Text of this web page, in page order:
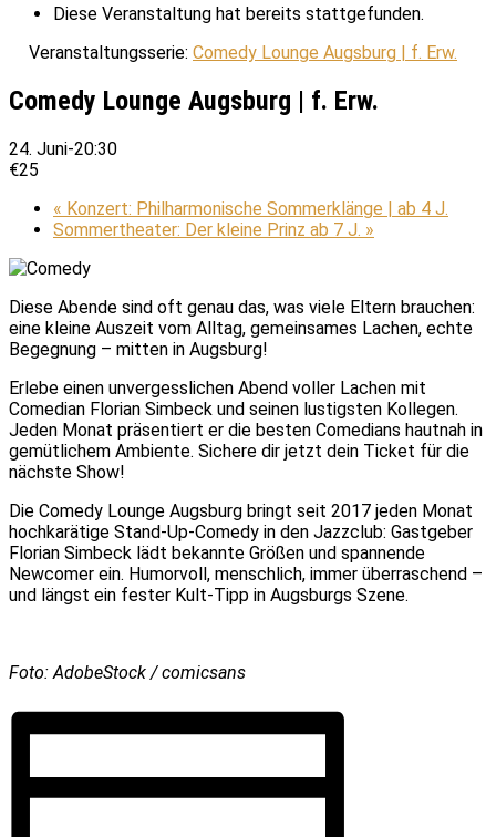
Diese Veranstaltung hat bereits stattgefunden.
Veranstaltungsserie: Comedy Lounge Augsburg | f. Erw.
Comedy Lounge Augsburg | f. Erw.
24. Juni-20:30
€25
« Konzert: Philharmonische Sommerklänge | ab 4 J.
Sommertheater: Der kleine Prinz ab 7 J. »
Diese Abende sind oft genau das, was viele Eltern brauchen:
eine kleine Auszeit vom Alltag, gemeinsames Lachen, echte
Begegnung – mitten in Augsburg!
Erlebe einen unvergesslichen Abend voller Lachen mit
Comedian Florian Simbeck und seinen lustigsten Kollegen.
Jeden Monat präsentiert er die besten Comedians hautnah in
gemütlichem Ambiente. Sichere dir jetzt dein Ticket für die
nächste Show!
Die Comedy Lounge Augsburg bringt seit 2017 jeden Monat
hochkarätige Stand-Up-Comedy in den Jazzclub: Gastgeber
Florian Simbeck lädt bekannte Größen und spannende
Newcomer ein. Humorvoll, menschlich, immer überraschend –
und längst ein fester Kult-Tipp in Augsburgs Szene.
Foto: AdobeStock / comicsans